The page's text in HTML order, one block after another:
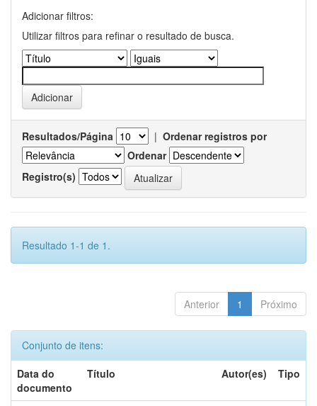
Adicionar filtros:
Utilizar filtros para refinar o resultado de busca.
Resultados/Página | Ordenar registros por
Ordenar
Registro(s)
Resultado 1-1 de 1.
Anterior 1 Próximo
Conjunto de itens:
Data do
documento
Título Autor(es) Tipo